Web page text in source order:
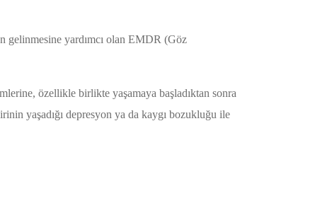
gelinmesine yardımcı olan EMDR (Göz
özellikle birlikte yaşamaya başladıktan sonra
yaşadığı depresyon ya da kaygı bozukluğu ile